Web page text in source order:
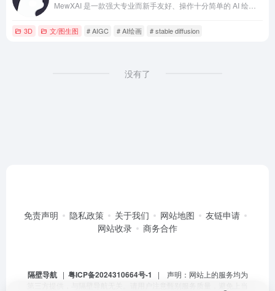
3D 文/图生图 # AIGC # AI绘画 # stable diffusion
没有了
免责声明 隐私政策 关于我们 网站地图
友链申请
网站收录
商务合作
隔壁导航| 粤ICP备2024310664号-1
| 声明：网站上的服务均为